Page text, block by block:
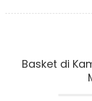
Basket di